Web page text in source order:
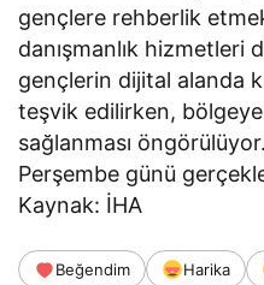
gençlere rehberlik
danışmanlık hizmetleri
gençlerin dijital alanda
teşvik edilirken,
sağlanması
Perşembe günü
Kaynak: İHA
Beğendim Harika